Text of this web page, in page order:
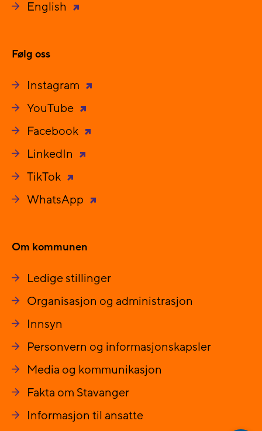
English
Følg oss
Instagram
YouTube
Facebook
LinkedIn
TikTok
WhatsApp
Om kommunen
Ledige stillinger
Organisasjon og administrasjon
Innsyn
Personvern og informasjonskapsler
Media og kommunikasjon
Fakta om Stavanger
Informasjon til ansatte